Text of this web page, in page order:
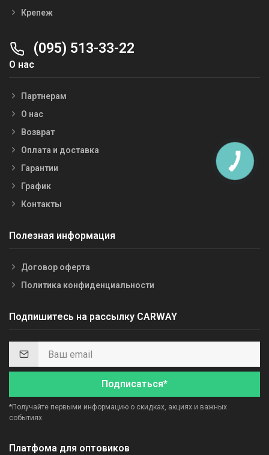
Крепеж
(095) 513-33-22
О нас
Партнерам
О нас
Возврат
Оплата и доставка
Гарантии
График
Контакты
Полезная информация
Договор оферта
Политика конфиденциальности
Подпишитесь на рассылку CARWAY
Подписаться*
*Получайте первыми информацию о скидках, акциях и важных
событиях.
Платфома для оптовиков